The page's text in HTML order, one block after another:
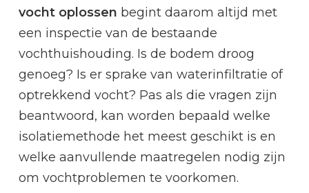
vocht oplossen begint daarom altijd met
een inspectie van de bestaande
vochthuishouding. Is de bodem droog
genoeg? Is er sprake van waterinfiltratie of
optrekkend vocht? Pas als die vragen zijn
beantwoord, kan worden bepaald welke
isolatiemethode het meest geschikt is en
welke aanvullende maatregelen nodig zijn
om vochtproblemen te voorkomen.